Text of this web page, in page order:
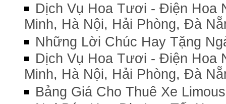
Dịch Vụ Hoa Tươi - Điện Hoa
Minh, Hà Nội, Hải Phòng, Đà
Những Lời Chúc Hay Tặng
Dịch Vụ Hoa Tươi - Điện Hoa
Minh, Hà Nội, Hải Phòng, Đà
Bảng Giá Cho Thuê Xe